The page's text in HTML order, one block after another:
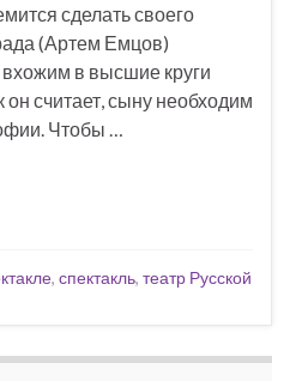
сделать своего
(Артем Емцов)
в высшие круги
он считает, сыну необходим
Чтобы …
, спектакль, театр Русской